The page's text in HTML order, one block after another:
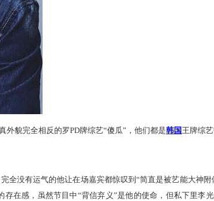
貌完全相反的罗PD牌综艺“傻瓜”，他们都是韩国 王牌综
全没有运气的他让在场嘉宾都惊叹到“简直是被艺能大神
在感，虽然节目中“背信弃义”是他的使命，但私下里李